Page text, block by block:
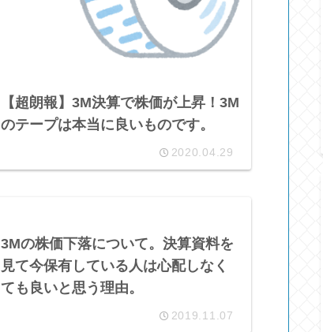
【超朗報】3M決算で株価が上昇！3M
のテープは本当に良いものです。
2020.04.29
3Mの株価下落について。決算資料を
見て今保有している人は心配しなく
ても良いと思う理由。
2019.11.07